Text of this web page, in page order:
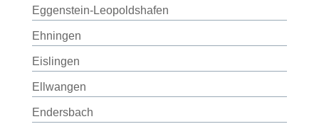
Eggenstein-Leopoldshafen
Ehningen
Eislingen
Ellwangen
Endersbach